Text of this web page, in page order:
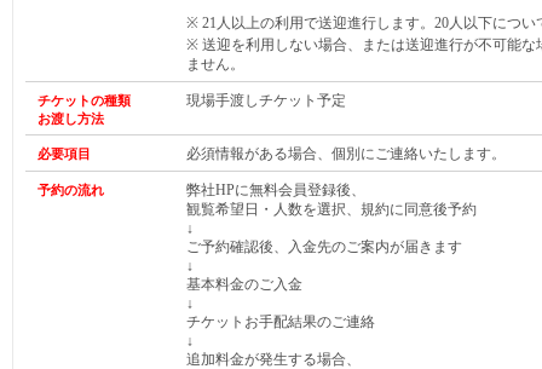
※ 21人以上の利用で送迎進行します。20人以下につ
※ 送迎を利用しない場合、または送迎進行が不可能な
ません。
チケットの種類
お渡し方法
現場手渡しチケット予定
必要項目 必須情報がある場合、個別にご連絡いたします。
予約の流れ
弊社HPに無料会員登録後、
観覧希望日・人数を選択、規約に同意後予約
↓
ご予約確認後、入金先のご案内が届きます
↓
基本料金のご入金
↓
チケットお手配結果のご連絡
↓
追加料金が発生する場合、